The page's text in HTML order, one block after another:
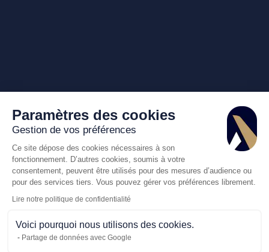
Paramètres des cookies
Gestion de vos préférences
Ce site dépose des cookies nécessaires à son
fonctionnement. D’autres cookies, soumis à votre
consentement, peuvent être utilisés pour des mesures d’audience ou
pour des services tiers. Vous pouvez gérer vos préférences librement.
Lire notre politique de confidentialité
Voici pourquoi nous utilisons des cookies.
Partage de données avec Google